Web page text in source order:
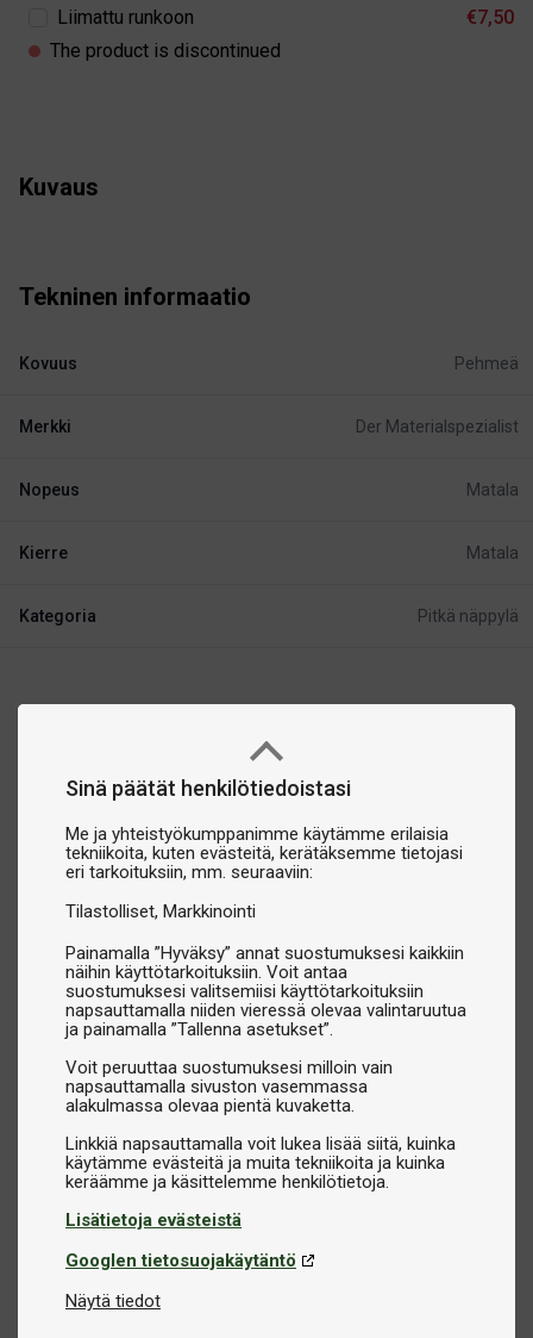
Sinä päätät henkilötiedoistasi
Me ja yhteistyökumppanimme käytämme erilaisia
tekniikoita, kuten evästeitä, kerätäksemme tietojasi
eri tarkoituksiin, mm. seuraaviin:
Tilastolliset Markkinointi
Painamalla ”Hyväksy” annat suostumuksesi kaikkiin
näihin käyttötarkoituksiin. Voit antaa
suostumuksesi valitsemiisi käyttötarkoituksiin
napsauttamalla niiden vieressä olevaa valintaruutua
ja painamalla ”Tallenna asetukset”.
Voit peruuttaa suostumuksesi milloin vain
napsauttamalla sivuston vasemmassa
alakulmassa olevaa pientä kuvaketta.
Linkkiä napsauttamalla voit lukea lisää siitä, kuinka
käytämme evästeitä ja muita tekniikoita ja kuinka
Lisätietoja evästeistä
Googlen tietosuojakäytäntö
Näytä tiedot
Liimattu runkoon
€7,50
The product is discontinued
Kuvaus
Tekninen informaatio
Kovuus Pehmeä
Merkki Der Materialspezialist
Nopeus Matala
Kierre Matala
Kategoria Pitkä näppylä